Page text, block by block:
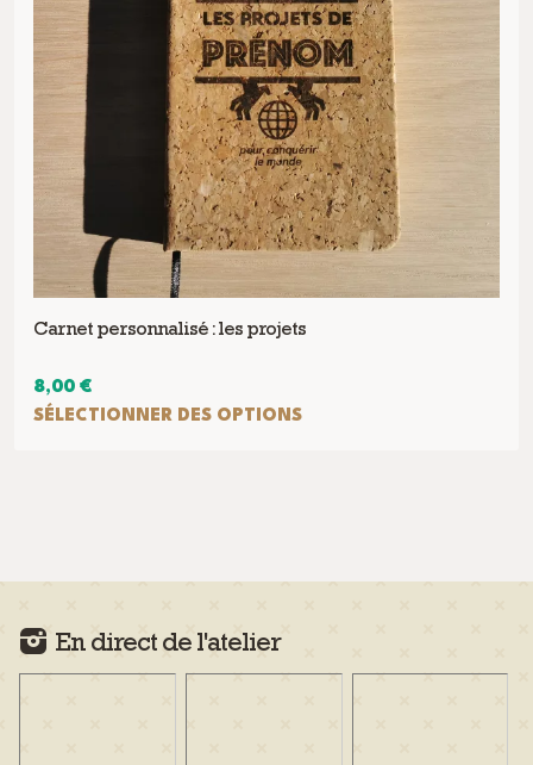
Carnet personnalisé : les projets
8,00 €
SÉLECTIONNER DES OPTIONS
En direct de l'atelier